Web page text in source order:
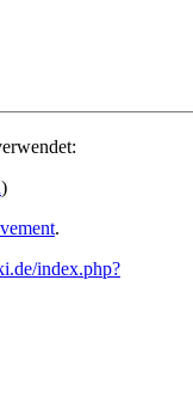
)
.
index.php?